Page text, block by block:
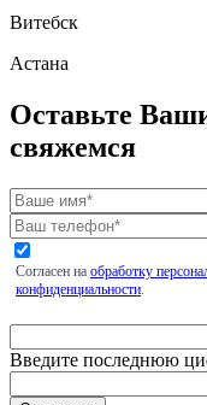
Витебск
Астана
Оставьте
свяжемся
Согласен на обработку
конфиденциальности.
Введите последнюю